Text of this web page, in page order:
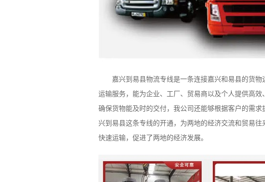
嘉兴到易县物流专线是一条连接嘉兴和易县的货物
运输服务，能为企业、工厂、贸易商以及个人提供高
确保货物能及时的交付，我公司还能够根据客户的需
兴到易县这条专线的开通，为两地的经济交流和贸易
快速运输，促进了两地的经济发展。